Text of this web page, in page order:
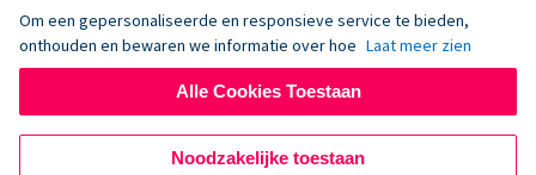
Om een gepersonaliseerde en responsieve service te bieden,
onthouden en bewaren we informatie over hoe Laat meer zien
Alle Cookies Toestaan
Noodzakelijke toestaan